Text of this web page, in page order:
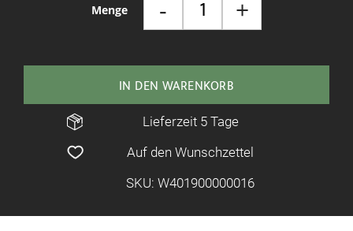
Menge - +
IN DEN WARENKORB
Lieferzeit 5 Tage
Auf den Wunschzettel
SKU: W401900000016